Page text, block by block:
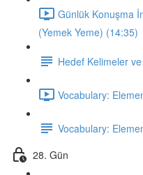
Günlük Konuşma
(Yemek Yeme) (14:35)
Hedef Kelimeler ve
Vocabulary:
Vocabulary:
28. Gün